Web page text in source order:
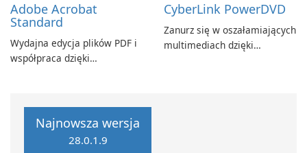
Adobe Acrobat
Standard
Wydajna edycja plików PDF i
współpraca dzięki
CyberLink PowerDVD
Zanurz się w oszałamiających
multimediach dzięki
Najnowsza wersja
28.0.1.9